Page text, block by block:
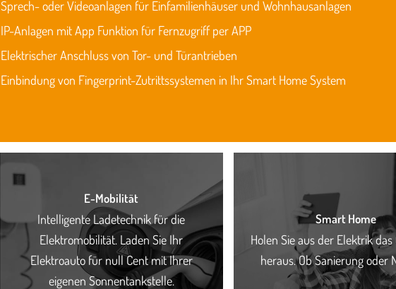
Sprech- oder Videoanlagen für Einfamilienhäuser und Wohnhausanlagen
IP-Anlagen mit App Funktion für Fernzugriff per APP
Elektrischer Anschluss von Tor- und Türantrieben
Einbindung von Fingerprint-Zutrittssystemen in Ihr Smart Home System
E-Mobilität
Intelligente Ladetechnik für die
Elektromobilität. Laden Sie Ihr
Elektroauto für null Cent mit Ihrer
eigenen Sonnentankstelle.
Smart Home
Holen Sie aus der Elektrik
heraus. Ob Sanierung oder